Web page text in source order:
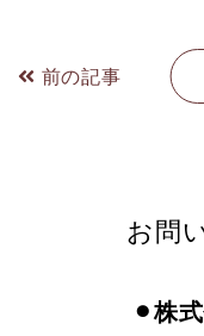
前の記事
お問
⚫︎株